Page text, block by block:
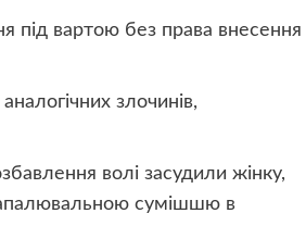
під вартою без права внесення
злочинів,
волі засудили жінку,
сумішшю в